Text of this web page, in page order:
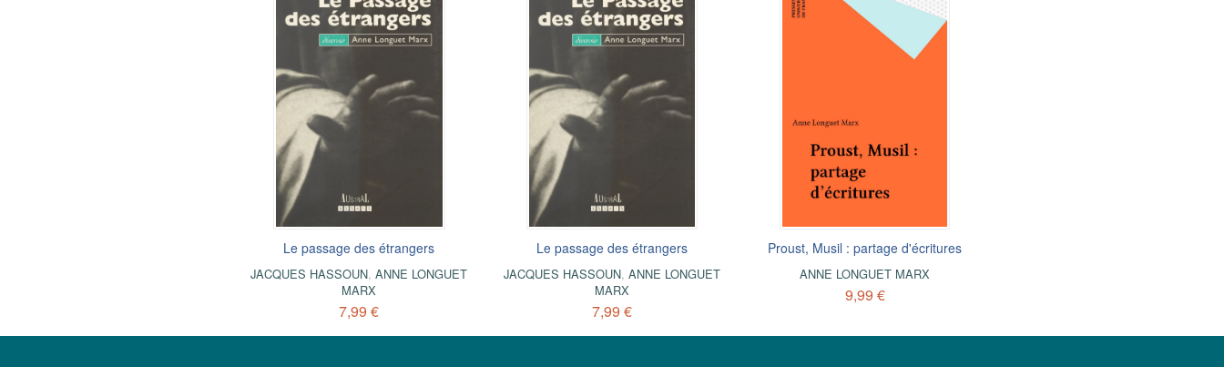
Le passage des étrangers
JACQUES HASSOUN,ANNE LONGUET
MARX
7,99 €
Le passage des étrangers
JACQUES HASSOUN, ANNE LONGUET
MARX
7,99 €
Proust, Musil : partage d'écritures
ANNE LONGUET MARX
9,99 €